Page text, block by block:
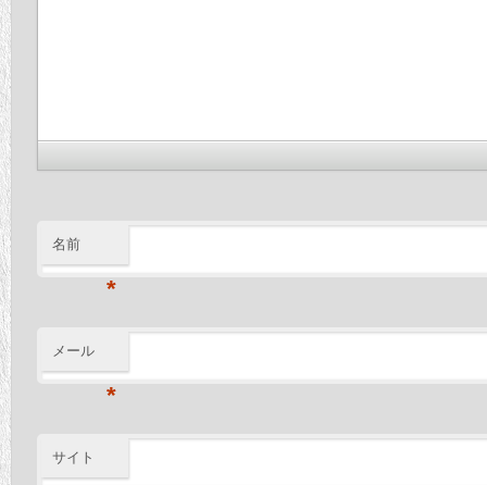
名前
*
メール
*
サイト